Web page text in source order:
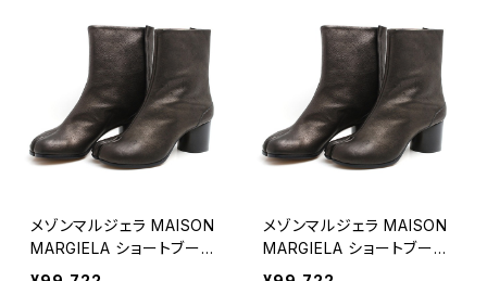
メゾンマルジェラ MAISON
MARGIELA ショートブーツ
S58WU0246PR058T801
メゾンマルジェラ MAISON
MARGIELA ショートブーツ
S58WU0246PR058T801